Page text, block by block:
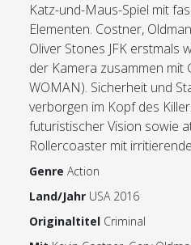
Katz-und-Maus-Spiel mit
Elementen. Costner,
Oliver Stones JFK erstmals
der Kamera zusammen mit
WOMAN). Sicherheit und
verborgen im Kopf des
futuristischer Vision sowie
Rollercoaster mit
Genre Action
Land/Jahr USA 2016
Originaltitel Criminal